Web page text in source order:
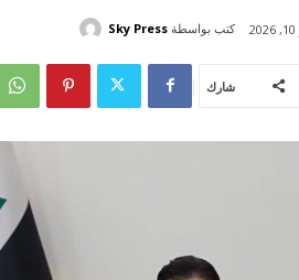
كتب بواسطة Sky Press
شارك